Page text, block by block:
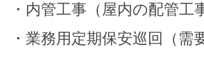
・内管工事（屋内の配管工
・業務用定期保安巡回（需